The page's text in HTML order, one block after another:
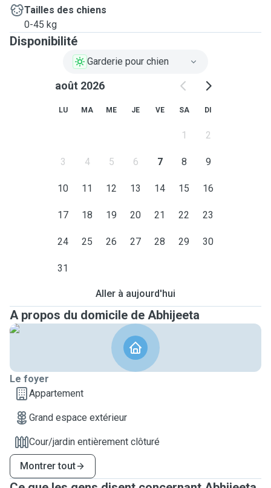
Tailles des chiens
0-45 kg
Disponibilité
Garderie pour chien
août 2026
LU MA ME JE VE SA DI
1 2
3 4 5 6 7 8 9
10 11 12 13 14 15 16
17 18 19 20 21 22 23
24 25 26 27 28 29 30
31
Aller à aujourd'hui
A propos du domicile de Abhijeeta
Le foyer
Appartement
Grand espace extérieur
Cour/jardin entièrement clôturé
Montrer tout